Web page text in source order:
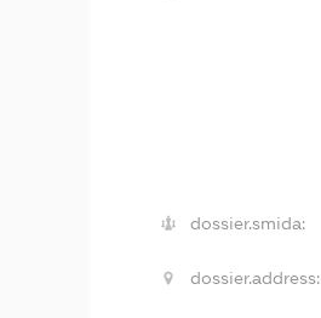
dossier.smida:
dossier.address: